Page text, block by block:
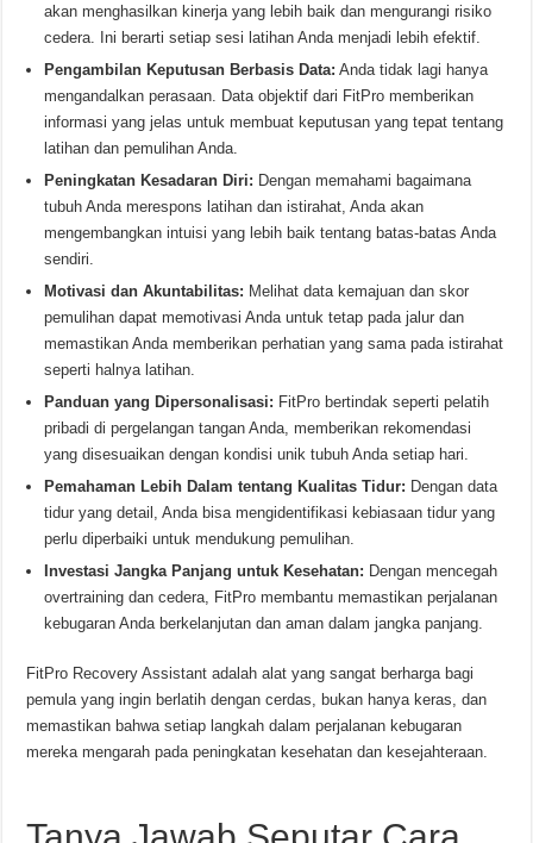
akan menghasilkan kinerja yang lebih baik dan mengurangi risiko
cedera. Ini berarti setiap sesi latihan Anda menjadi lebih efektif.
Pengambilan Keputusan Berbasis Data: Anda tidak lagi hanya
mengandalkan perasaan. Data objektif dari FitPro memberikan
informasi yang jelas untuk membuat keputusan yang tepat tentang
latihan dan pemulihan Anda.
Peningkatan Kesadaran Diri: Dengan memahami bagaimana
tubuh Anda merespons latihan dan istirahat, Anda akan
mengembangkan intuisi yang lebih baik tentang batas-batas Anda
sendiri.
Motivasi dan Akuntabilitas: Melihat data kemajuan dan skor
pemulihan dapat memotivasi Anda untuk tetap pada jalur dan
memastikan Anda memberikan perhatian yang sama pada istirahat
seperti halnya latihan.
Panduan yang Dipersonalisasi: FitPro bertindak seperti pelatih
pribadi di pergelangan tangan Anda, memberikan rekomendasi
yang disesuaikan dengan kondisi unik tubuh Anda setiap hari.
Pemahaman Lebih Dalam tentang Kualitas Tidur: Dengan data
tidur yang detail, Anda bisa mengidentifikasi kebiasaan tidur yang
perlu diperbaiki untuk mendukung pemulihan.
Investasi Jangka Panjang untuk Kesehatan: Dengan mencegah
overtraining dan cedera, FitPro membantu memastikan perjalanan
kebugaran Anda berkelanjutan dan aman dalam jangka panjang.
FitPro Recovery Assistant adalah alat yang sangat berharga bagi
pemula yang ingin berlatih dengan cerdas, bukan hanya keras, dan
memastikan bahwa setiap langkah dalam perjalanan kebugaran
mereka mengarah pada peningkatan kesehatan dan kesejahteraan.